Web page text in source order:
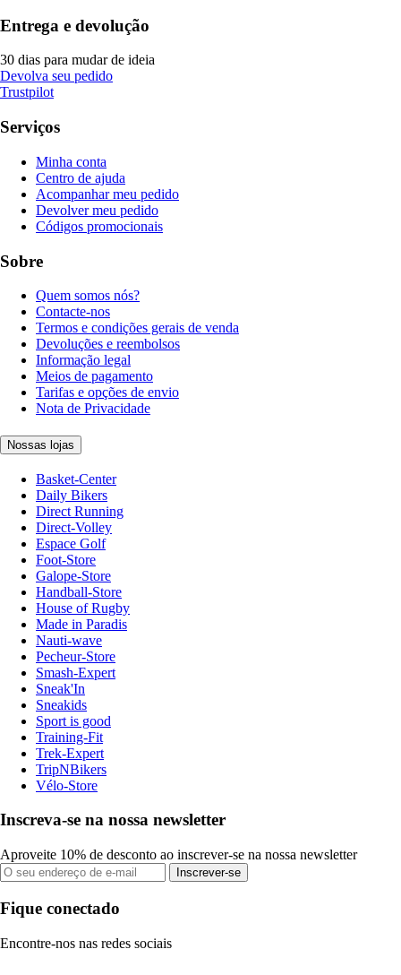
Entrega e devolução
30 dias para mudar de ideia
Devolva seu pedido
Trustpilot
Serviços
Minha conta
Centro de ajuda
Acompanhar meu pedido
Devolver meu pedido
Códigos promocionais
Sobre
Quem somos nós?
Contacte-nos
Termos e condições gerais de venda
Devoluções e reembolsos
Informação legal
Meios de pagamento
Tarifas e opções de envio
Nota de Privacidade
Nossas lojas
Basket-Center
Daily Bikers
Direct Running
Direct-Volley
Espace Golf
Foot-Store
Galope-Store
Handball-Store
House of Rugby
Made in Paradis
Nauti-wave
Pecheur-Store
Smash-Expert
Sneak'In
Sneakids
Sport is good
Training-Fit
Trek-Expert
TripNBikers
Vélo-Store
Inscreva-se na nossa newsletter
Aproveite 10% de desconto ao inscrever-se na nossa newsletter
Inscrever-se
Fique conectado
Encontre-nos nas redes sociais